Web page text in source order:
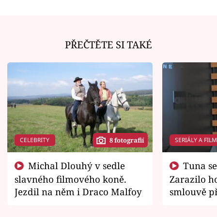
PŘEČTĚTE SI TAKÉ
CELEBRITY 8 fotografií
slavného filmového koně.
Jezdil na něm i Draco Malfoy
SERIÁLY A
Zarazilo
smlouvě